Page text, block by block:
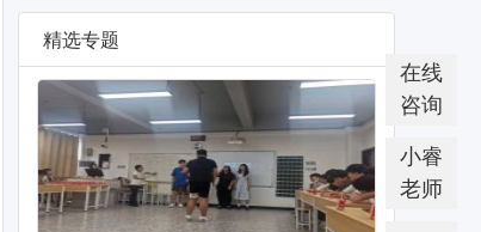
精选专题
在线
咨询
小睿
老师